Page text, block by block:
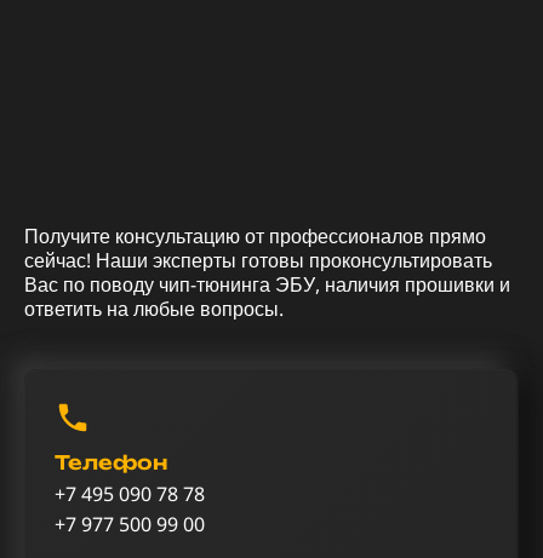
Получите консультацию от профессионалов прямо
сейчас! Наши эксперты готовы проконсультировать
Вас по поводу чип-тюнинга ЭБУ, наличия прошивки и
ответить на любые вопросы.
Телефон
+7 495 090 78 78
+7 977 500 99 00